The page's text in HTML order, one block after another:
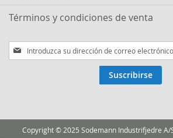
Términos y condiciones de venta
Inscríbase
a
Suscribirse
Copyright © 2025 Sodemann Industrifjedre A/